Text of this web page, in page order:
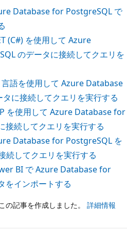
Database for PostgreSQL で
(C#) を使用して Azure
のデータに接続してクエリを
語を使用して Azure Database
に接続してクエリを実行する
を使用して Azure Database for
接続してクエリを実行する
Database for PostgreSQL を
続してクエリを実行する
BI で Azure Database for
をインポートする
の記事を作成しました。 詳細情報